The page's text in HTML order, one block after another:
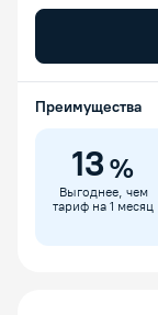
Преимущества
13 %
Выгоднее, чем
тариф на 1 месяц